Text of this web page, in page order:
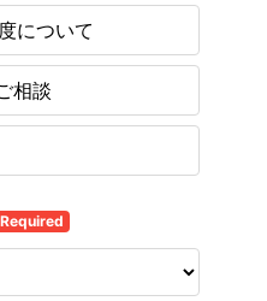
について
相談
Required